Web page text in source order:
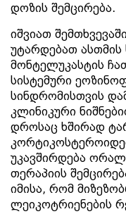
დოზის შემცირება.
იშვიათ
უტარდებათ
მონტელუკასტის
სისტემური
სინდრომისთვის
კლინიკური
დროსაც ხშირად
უკავშირდება
თერაპიის
იმისა, რომ
ლეიკოტრიენების